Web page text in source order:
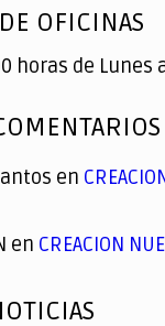
OFICINAS
horas de Lunes
en
en CREACION